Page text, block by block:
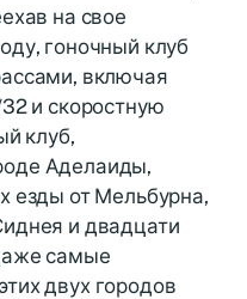
на свое
гоночный клуб
включая
и скоростную
клуб,
Аделаиды,
езды от Мельбурна,
и двадцати
самые
двух городов